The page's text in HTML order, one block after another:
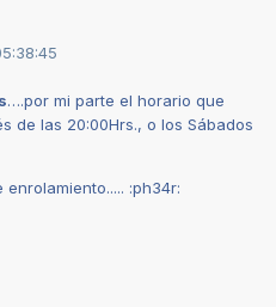
….por mi parte el horario que
de las 20:00Hrs., o los Sábados
:ph34r: